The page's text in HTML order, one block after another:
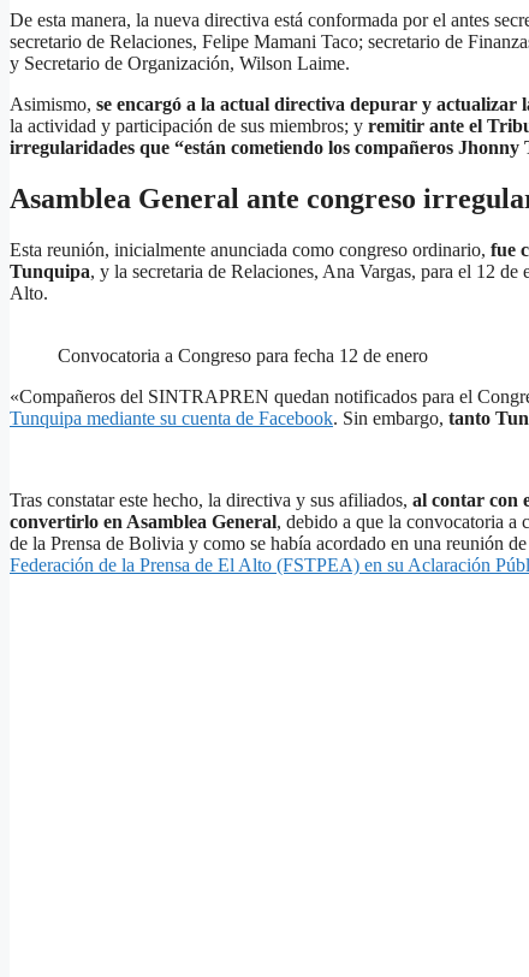
De esta manera, la nueva directiva está conformada por el antes
secretario de Relaciones, Felipe Mamani Taco; secretario de
y Secretario de Organización, Wilson Laime.
Asimismo, se encargó a la actual directiva depurar y actualizar
la actividad y participación de sus miembros; y remitir ante el
irregularidades que “están cometiendo los compañeros
Asamblea General ante congreso
Esta reunión, inicialmente anunciada como congreso ordinario, fue
Tunquipa, y la secretaria de Relaciones, Ana Vargas, para el 12
Alto.
Convocatoria a Congreso para fecha 12 de enero
«Compañeros del SINTRAPREN quedan notificados para el
Tunquipa mediante su cuenta de Facebook. Sin embargo, tanto
Tras constatar este hecho, la directiva y sus afiliados, al contar con
convertirlo en Asamblea General, debido a que la convocatoria a
de la Prensa de Bolivia y como se había acordado en una reunión
Federación de la Prensa de El Alto (FSTPEA) en su Aclaración